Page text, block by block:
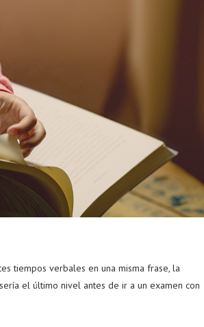
tiempos verbales en una misma frase, la
el último nivel antes de ir a un examen con